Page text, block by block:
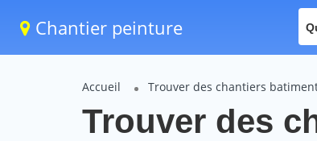
Chantier peinture
Accueil Trouver des chantiers
Trouver des